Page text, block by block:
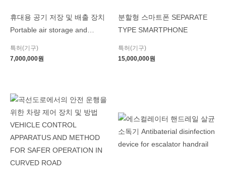
휴대용 공기 저장 및 배출 장치
Portable air storage and
특허(기구)
7,000,000원
분할형 스마트폰 SEPARATE
TYPE SMARTPHONE
특허(기구)
15,000,000원